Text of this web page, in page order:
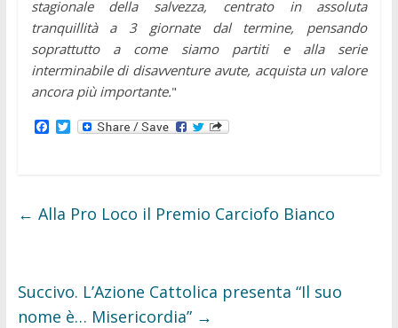
stagionale della salvezza, centrato in assoluta
tranquillità a 3 giornate dal termine, pensando
soprattutto a come siamo partiti e alla serie
interminabile di disavventure avute, acquista un valore
ancora più importante."
F
o
k
T
r
← Alla Pro Loco il Premio Carciofo Bianco
Succivo. L’Azione Cattolica presenta “Il suo
nome è… Misericordia” →